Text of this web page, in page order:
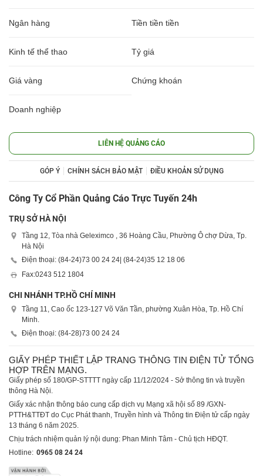
Ngân hàng Tiền tiền tiền
Kinh tế thể thao Tỷ giá
Giá vàng Chứng khoán
Doanh nghiệp
LIÊN HỆ QUẢNG CÁO
GÓP Ý CHÍNH SÁCH BẢO MẬT ĐIỀU KHOẢN SỬ DỤNG
Công Ty Cổ Phần Quảng Cáo Trực Tuyến 24h
TRỤ SỞ HÀ NỘI
Tầng 12, Tòa nhà Geleximco , 36 Hoàng Cầu, Phường Ô chợ Dừa, Tp.
Hà Nội
Điện thoại: (84-24)73 00 24 24 | (84-24)35 12 18 06
Fax:0243 512 1804
CHI NHÁNH TP.HỒ CHÍ MINH
Tầng 11, Cao ốc 123-127 Võ Văn Tần, phường Xuân Hòa, Tp. Hồ Chí
Minh.
Điện thoại: (84-28)73 00 24 24
GIẤY PHÉP THIẾT LẬP TRANG THÔNG TIN ĐIỆN TỬ TỔNG
HỢP TRÊN MẠNG.
Giấy phép số 180/GP-STTTT ngày cấp 11/12/2024 - Sở thông tin và truyền
thông Hà Nội.
Giấy xác nhận thông báo cung cấp dịch vụ Mạng xã hội số 89 /GXN-
PTTH&TTĐT do Cục Phát thanh, Truyền hình và Thông tin Điện tử cấp ngày
13 tháng 6 năm 2025.
Chịu trách nhiệm quản lý nội dung: Phan Minh Tâm - Chủ tịch HĐQT.
Hotline: 0965 08 24 24